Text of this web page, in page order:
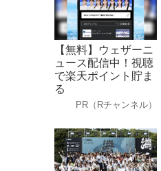
【無料】ウェザーニ
ュース配信中！視聴
で楽天ポイント貯ま
る
PR（Rチャンネル）